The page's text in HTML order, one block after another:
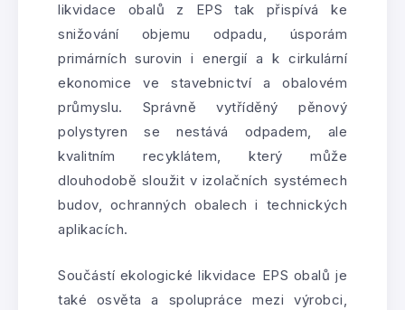
likvidace obalů z EPS tak přispívá ke
snižování objemu odpadu, úsporám
primárních surovin i energií a k cirkulární
ekonomice ve stavebnictví a obalovém
průmyslu. Správně vytříděný pěnový
polystyren se nestává odpadem, ale
kvalitním recyklátem, který může
dlouhodobě sloužit v izolačních systémech
budov, ochranných obalech i technických
aplikacích.
Součástí ekologické likvidace EPS obalů je
také osvěta a spolupráce mezi výrobci,